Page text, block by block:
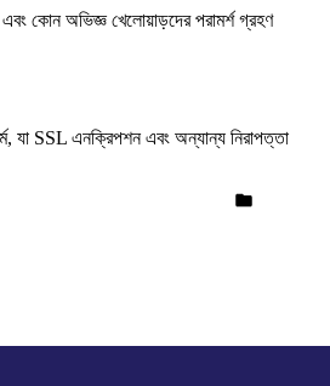
এবং কোন অভিজ্ঞ খেলোয়াড়দের পরামর্শ গ্রহণ
যা SSL এনক্রিপশন এবং অন্যান্য নিরাপত্তা